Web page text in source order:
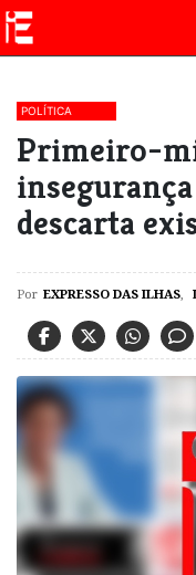
POLÍTICA
Primeiro-
descarta
Por EXPRESSO DAS ILHAS,